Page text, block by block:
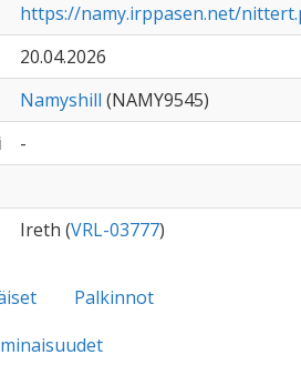
https://namy.irppasen.net/
20.04.2026
Namyshill (NAMY9545)
-
Ireth (VRL-03777)
Palkinnot